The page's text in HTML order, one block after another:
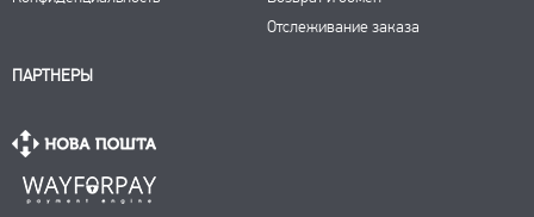
Отслеживание заказа
ПАРТНЕРЫ